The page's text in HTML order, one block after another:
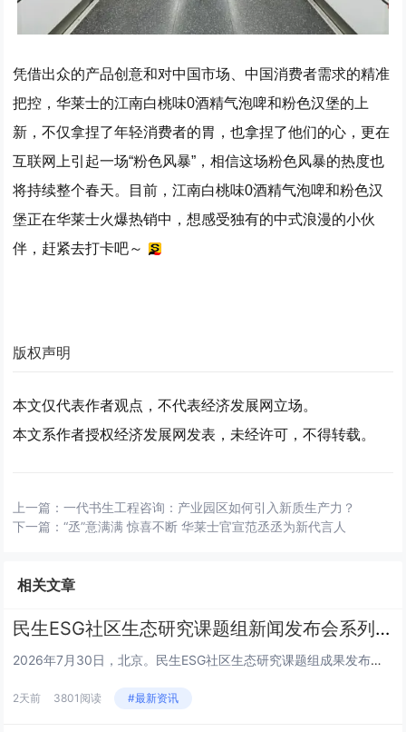
凭借出众的产品创意和对中国市场、中国消费者需求的精准
把控，华莱士的江南白桃味0酒精气泡啤和粉色汉堡的上
新，不仅拿捏了年轻消费者的胃，也拿捏了他们的心，更在
互联网上引起一场“粉色风暴”，相信这场粉色风暴的热度也
将持续整个春天。目前，江南白桃味0酒精气泡啤和粉色汉
堡正在华莱士火爆热销中，想感受独有的中式浪漫的小伙
伴，赶紧去打卡吧～
版权声明
本文仅代表作者观点，不代表经济发展网立场。
本文系作者授权经济发展网发表，未经许可，不得转载。
上一篇：一代书生工程咨询：产业园区如何引入新质生产力？
下一篇：“丞”意满满 惊喜不断 华莱士官宣范丞丞为新代言人
相关文章
民生ESG社区生态研究课题组新闻发布会系列 | 王栎篇
2026年7月30日，北京。民生ESG社区生态研究课题组成果发布会上，三公平台董事长王栎就平台核心定位、建设路径及未来规...
2天前 3801阅读 #最新资讯